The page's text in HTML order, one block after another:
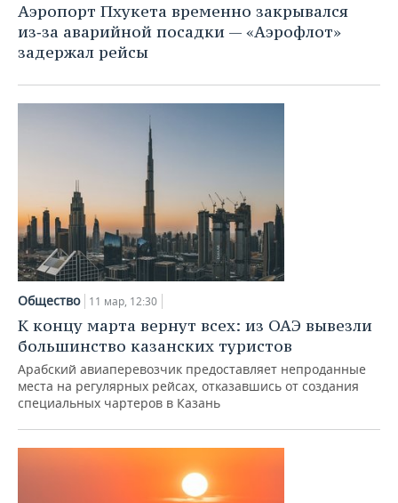
Аэропорт Пхукета временно закрывался
из‑за аварийной посадки — «Аэрофлот»
задержал рейсы
Общество 11 мар, 12:30
К концу марта вернут всех: из ОАЭ вывезли
большинство казанских туристов
Арабский авиаперевозчик предоставляет непроданные
места на регулярных рейсах, отказавшись от создания
специальных чартеров в Казань